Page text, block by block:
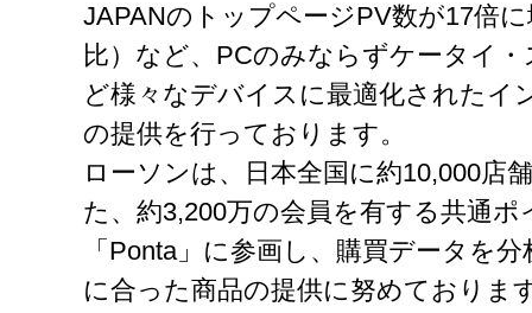
JAPANのトップページPV数が17倍
比）など、PCのみならずケータイ
ど様々なデバイスに最適化されたイ
の提供を行っております。
ローソンは、日本全国に約10,000店
た、約3,200万の会員を有する共通
「Ponta」に参画し、購買データを
に合った商品の提供に努めておりま